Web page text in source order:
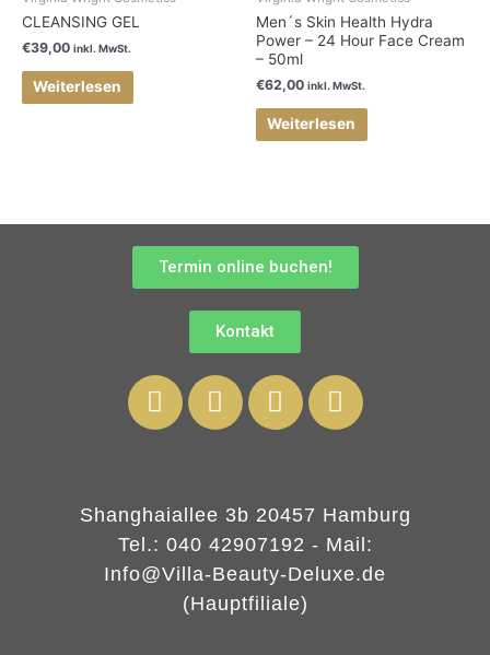
CLEANSING GEL
€39,00 inkl. MwSt.
Weiterlesen
Men´s Skin Health Hydra
Power – 24 Hour Face Cream
– 50ml
€62,00 inkl. MwSt.
Weiterlesen
Termin online buchen!
Kontakt
Shanghaiallee 3b 20457 Hamburg
Tel.: 040 42907192 - Mail:
Info@Villa-Beauty-Deluxe.de
(Hauptfiliale)